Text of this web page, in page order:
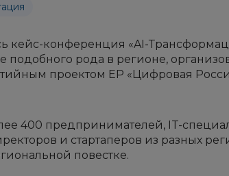
кейс-конференция «AI-
подобного рода в регионе,
проектом ЕР «Цифровая
400 предпринимателей, IT-
и стартаперов из разных
повестке.